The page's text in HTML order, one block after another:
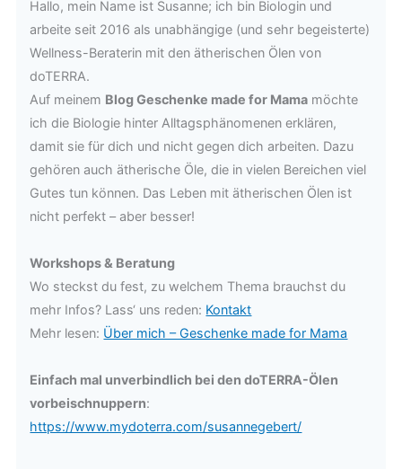
Hallo, mein Name ist Susanne; ich bin Biologin und
arbeite seit 2016 als unabhängige (und sehr begeisterte)
Wellness-Beraterin mit den ätherischen Ölen von
doTERRA.
Auf meinem Blog Geschenke made for Mama möchte
ich die Biologie hinter Alltagsphänomenen erklären,
damit sie für dich und nicht gegen dich arbeiten. Dazu
gehören auch ätherische Öle, die in vielen Bereichen viel
Gutes tun können. Das Leben mit ätherischen Ölen ist
nicht perfekt – aber besser!
Workshops & Beratung
Wo steckst du fest, zu welchem Thema brauchst du
mehr Infos? Lass‘ uns reden: Kontakt
Mehr lesen: Über mich – Geschenke made for Mama
Einfach mal unverbindlich bei den doTERRA-Ölen
vorbeischnuppern:
https://www.mydoterra.com/susannegebert/